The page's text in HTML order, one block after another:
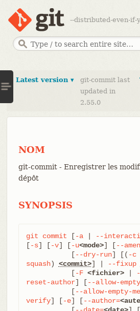
--distributed-even-
Latest version ▾
git-commit last
updated in
2.55.0
NOM
git-commit - Enregistrer les
dépôt
SYNOPSIS
git commit [-a | --
[-s] [-v] [-u<mode>] [--
	   [
--dry-run] [( -c
squash) <commit>] | --fixup
	   [
-F <fichier> |
reset-author] [--allow-empty
	   [
--allow-empty-
verify] [-e] [--author=